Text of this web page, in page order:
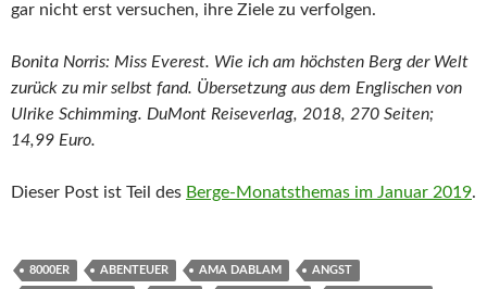
gar nicht erst versuchen, ihre Ziele zu verfolgen.
Bonita Norris: Miss Everest. Wie ich am höchsten Berg der Welt
zurück zu mir selbst fand. Übersetzung aus dem Englischen von
Ulrike Schimming. DuMont Reiseverlag, 2018, 270 Seiten;
14,99 Euro.
Dieser Post ist Teil des Berge-Monatsthemas im Januar 2019.
8000ER ABENTEUER AMA DABLAM ANGST